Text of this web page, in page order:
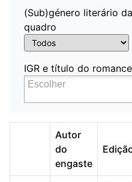
(Sub)género literário
quadro
IGR e título do romance
Autor
do
engaste